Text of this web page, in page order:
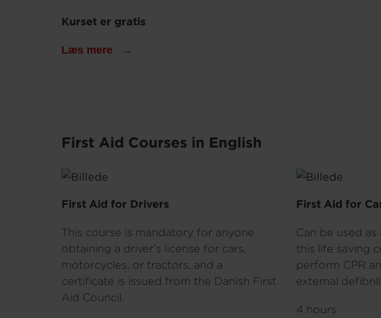
Kurset er gratis
Læs mere
First Aid Courses in English
First Aid for Drivers
This course is mandatory for anyone
obtaining a driver’s license for cars,
motorcycles, or tractors, and a
certificate is issued from the Danish First
Aid Council.
First Aid for
Can be used
this life saving
perform CPR
external
4 hours